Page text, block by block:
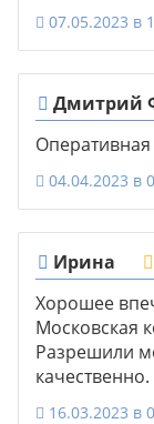
07.05.2023 в
Дмитрий
04.04.2023 в
Ирина
Хорошее
Московская
Разрешили
качественно.
16.03.2023 в